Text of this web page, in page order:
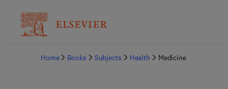
Home Books Subjects Health Medicine